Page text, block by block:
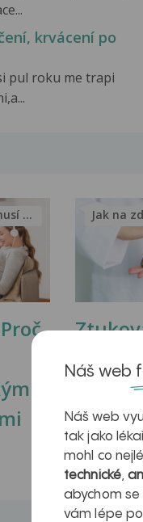
krvácení po
pul roku me trapi
Nevolnost nemusí být nutnou...
jater v
Jak na
Náš web
Náš web
tak jako
mohl co
technické,
abychom
vám lépe